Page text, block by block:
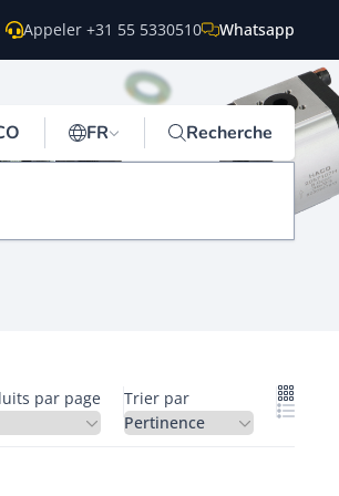
Appeler +31 55 5330510 Whatsapp
FR Recherche
par page Trier par